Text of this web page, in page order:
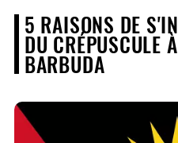
5 RAISONS DE
DU CRÉPUSCULE
BARBUDA